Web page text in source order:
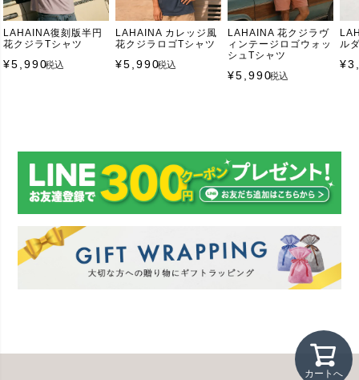
カートへ
LAHAINA復刻版半円
花クジラTシャツ
¥5,990税込
LAHAINA カレッジ風
花クジラロゴTシャツ
¥5,990税込
LAHAINA 花クジラヴ
ィンテージロゴウォッ
シュTシャツ
¥5,990税込
ル
¥